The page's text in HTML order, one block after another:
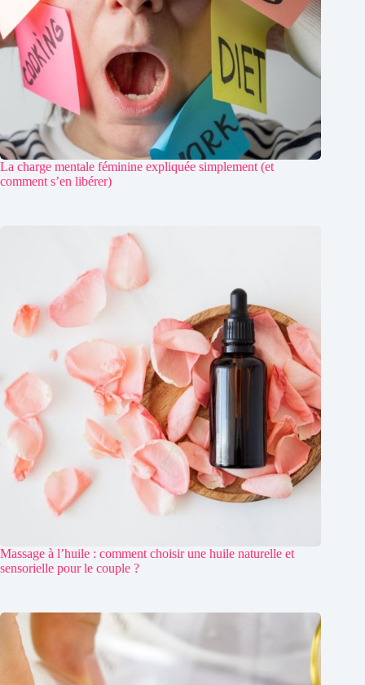
La charge mentale féminine expliquée simplement (et
comment s’en libérer)
Massage à l’huile : comment choisir une huile naturelle et
sensorielle pour le couple ?